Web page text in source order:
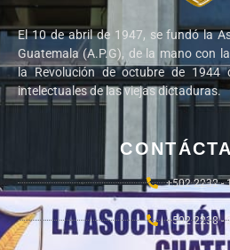
El 10 de abril de 1947, se fundó la
Guatemala (A.P.G), de la mano con
la Revolución de octubre de 1944
intelectuales de las viejas dictaduras.
+502 2232 -
+502 2238 -